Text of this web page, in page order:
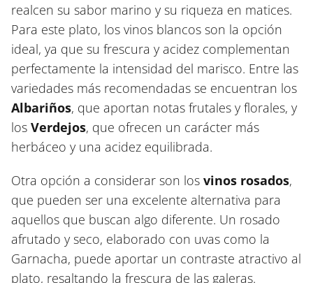
realcen su sabor marino y su riqueza en matices.
Para este plato, los vinos blancos son la opción
ideal, ya que su frescura y acidez complementan
perfectamente la intensidad del marisco. Entre las
variedades más recomendadas se encuentran los
Albariños, que aportan notas frutales y florales, y
los Verdejos, que ofrecen un carácter más
herbáceo y una acidez equilibrada.
Otra opción a considerar son los vinos rosados,
que pueden ser una excelente alternativa para
aquellos que buscan algo diferente. Un rosado
afrutado y seco, elaborado con uvas como la
Garnacha, puede aportar un contraste atractivo al
plato, resaltando la frescura de las galeras.